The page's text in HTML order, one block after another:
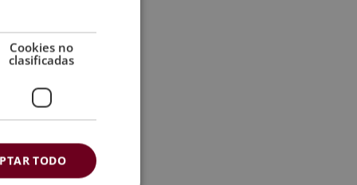
Cookies no
clasificadas
TODO